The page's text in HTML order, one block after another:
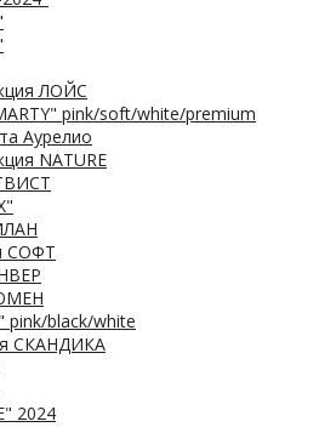
ЛОЙС
pink/soft/white/premium
Аурелио
NATURE
СОФТ
pink/black/white
СКАНДИКА
2024